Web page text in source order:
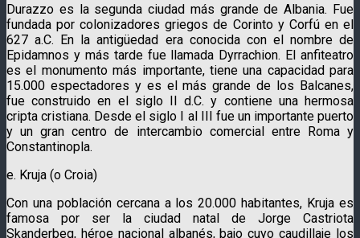
Durazzo es la segunda ciudad más grande de Albania. Fue
fundada por colonizadores griegos de Corinto y Corfú en el
627 a.C. En la antigüedad era conocida con el nombre de
Epidamnos y más tarde fue llamada Dyrrachion. El anfiteatro
es el monumento más importante, tiene una capacidad para
15.000 espectadores y es el más grande de los Balcanes,
fue construido en el siglo II d.C. y contiene una hermosa
cripta cristiana. Desde el siglo I al III fue un importante puerto
y un gran centro de intercambio comercial entre Roma y
Constantinopla.
e. Kruja (o Croia)
Con una población cercana a los 20.000 habitantes, Kruja es
famosa por ser la ciudad natal de Jorge Castriota
Skanderbeg, héroe nacional albanés, bajo cuyo caudillaje los